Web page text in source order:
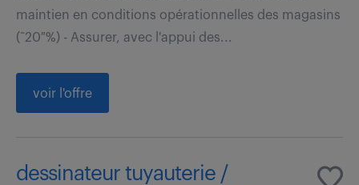
maintien en conditions opérationnelles des magasins
(˜20 %) - Assurer, avec l'appui des...
voir l'offre
dessinateur tuyauterie /